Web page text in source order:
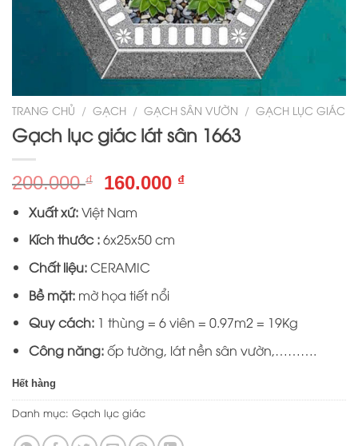
TRANG CHỦ / GẠCH / GẠCH SÂN VƯỜN / GẠCH LỤC GIÁC
Gạch lục giác lát sân 1663
200.000₫
Giá
là:
200.000 ₫.
160.000 ₫Giá
Xuất xứ:Việt Nam
Kích thước :6x25x50 cm
Chất liệu:CERAMIC
Bề mặt:mờ họa tiết nổi
Quy cách:1 thùng = 6 viên = 0.97m2 = 19Kg
Công năng:ốp tường, lát nền sân vườn,……….
Hết hàng
Danh mục: Gạch lục giác